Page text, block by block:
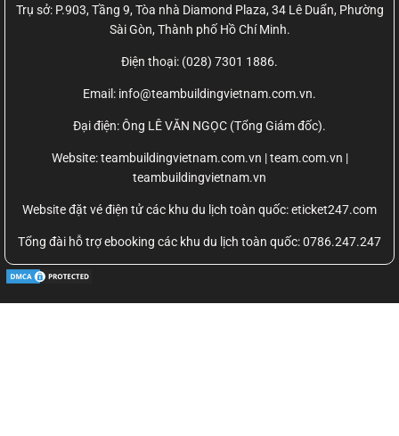
Trụ sở: P.903, Tầng 9, Tòa nhà Diamond Plaza, 34 Lê Duẩn, Phường
Sài Gòn, Thành phố Hồ Chí Minh.
Điện thoại: (028) 7301 1886.
Email: info@teambuildingvietnam.com.vn.
Đại điện: Ông LÊ VĂN NGỌC (Tổng Giám đốc).
Website:teambuildingvietnam.com.vn | team.com.vn |
teambuildingvietnam.vn
Website đặt vé điện tử các khu du lịch toàn quốc: eticket247.com
Tổng đài hỗ trợ ebooking các khu du lịch toàn quốc: 0786.247.247